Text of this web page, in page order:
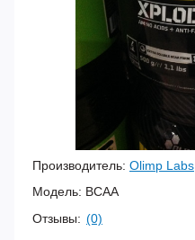
Производитель: Olimp Labs
Модель: BCAA
Отзывы: (0)